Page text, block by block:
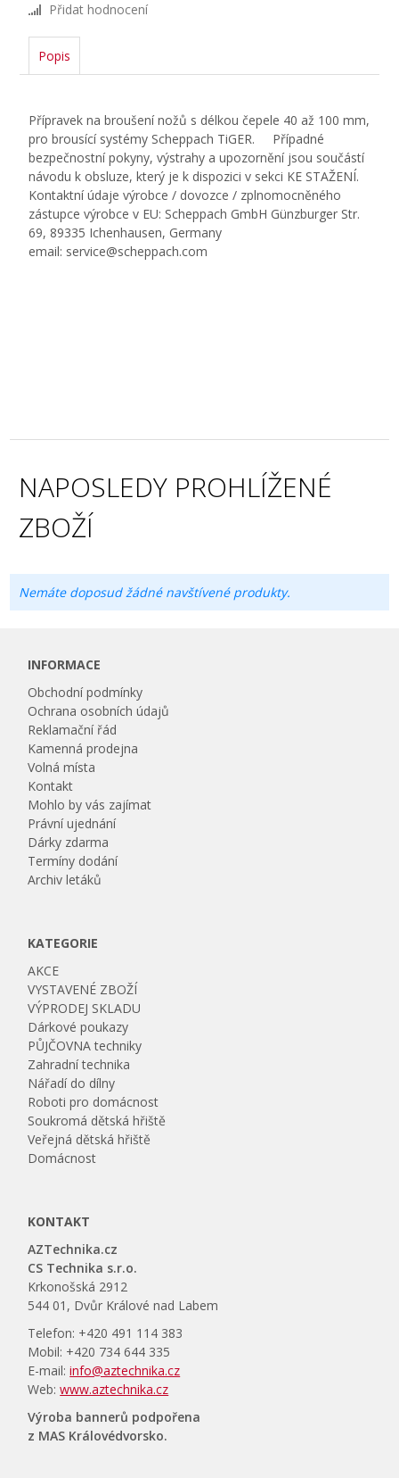
Přidat hodnocení
Popis
Přípravek na broušení nožů s délkou čepele 40 až 100 mm,
pro brousící systémy Scheppach TiGER. Případné
bezpečnostní pokyny, výstrahy a upozornění jsou součástí
návodu k obsluze, který je k dispozici v sekci KE STAŽENÍ.
Kontaktní údaje výrobce / dovozce / zplnomocněného
zástupce výrobce v EU: Scheppach GmbH Günzburger Str.
69, 89335 Ichenhausen, Germany
email: service@scheppach.com
NAPOSLEDY PROHLÍŽENÉ
ZBOŽÍ
Nemáte doposud žádné navštívené produkty.
INFORMACE
Obchodní podmínky
Ochrana osobních údajů
Reklamační řád
Kamenná prodejna
Volná místa
Kontakt
Mohlo by vás zajímat
Právní ujednání
Dárky zdarma
Termíny dodání
Archiv letáků
KATEGORIE
AKCE
VYSTAVENÉ ZBOŽÍ
VÝPRODEJ SKLADU
Dárkové poukazy
PŮJČOVNA techniky
Zahradní technika
Nářadí do dílny
Roboti pro domácnost
Soukromá dětská hřiště
Veřejná dětská hřiště
Domácnost
KONTAKT
AZTechnika.cz
CS Technika s.r.o.
Krkonošská 2912
544 01, Dvůr Králové nad Labem
Telefon: +420 491 114 383
Mobil: +420 734 644 335
E-mail:info@aztechnika.cz
Web:www.aztechnika.cz
Výroba bannerů podpořena
z MAS Královédvorsko.